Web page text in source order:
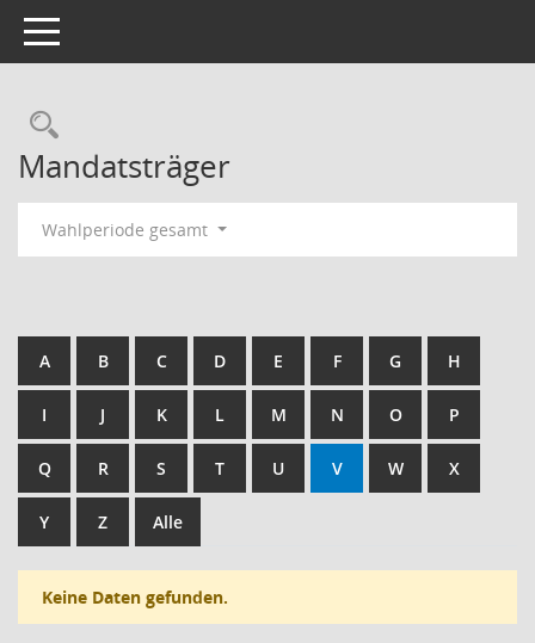
Toggle navigation
Rechercheauswahl
Mandatsträger
Wahlperiode gesamt
A B C D E F G H
I J K L M N O P
Q R S T U V W X
Y Z Alle
Keine Daten gefunden.